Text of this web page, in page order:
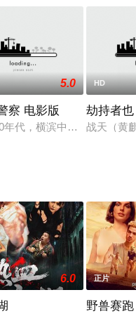
凋敝。小男孩杨露禅额
5.0
察 电影版
年代，横滨中央署刑事课
HD
劫持者也
战天（黄
6.0 正片
野兽赛跑